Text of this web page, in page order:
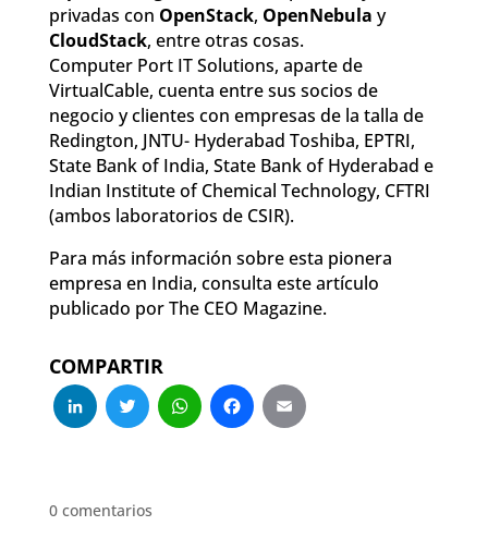
privadas con OpenStack, OpenNebula y
CloudStack, entre otras cosas.
Computer Port IT Solutions, aparte de
VirtualCable, cuenta entre sus socios de
negocio y clientes con empresas de la talla de
Redington, JNTU- Hyderabad Toshiba, EPTRI,
State Bank of India, State Bank of Hyderabad e
Indian Institute of Chemical Technology, CFTRI
(ambos laboratorios de CSIR).
Para más información sobre esta pionera
empresa en India, consulta este artículo
publicado por The CEO Magazine.
COMPARTIR
LinkedIn
Twitter
WhatsApp
Facebook
0 comentarios